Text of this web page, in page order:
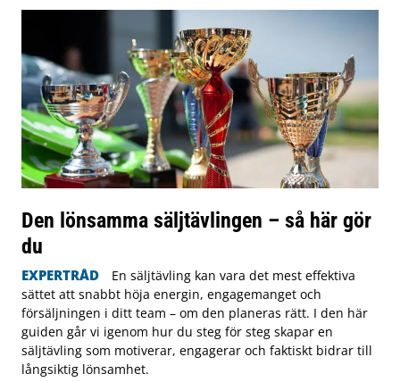
Den lönsamma säljtävlingen – så här gör
du
EXPERTRÅD
En säljtävling kan vara det mest effektiva
sättet att snabbt höja energin, engagemanget och
försäljningen i ditt team – om den planeras rätt. I den här
guiden går vi igenom hur du steg för steg skapar en
säljtävling som motiverar, engagerar och faktiskt bidrar till
långsiktig lönsamhet.